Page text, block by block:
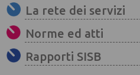
La rete dei servizi
Norme ed atti
Rapporti SISB